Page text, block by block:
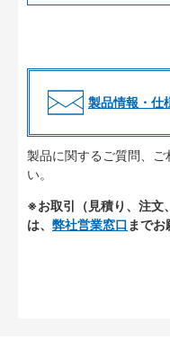
製品情報・仕
製品に関するご質問、ご
い。
※お取引（見積り、注文
は、 弊社営業窓口 までお